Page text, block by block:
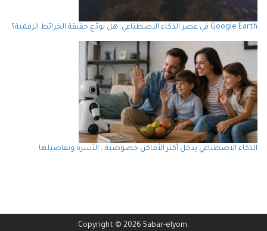
Google Earth في عصر الذكاء الاصطناعي: هل نودّع حقيقة الخرائط الرقمية؟
الذكاء الاصطناعي يدخل أكثر الأماكن خصوصية… الأسرة وتفاصيلها
Copyright © 2026 5abar-elyom.